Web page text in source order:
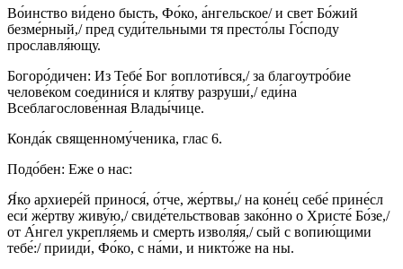
Во́инство ви́дено бысть, Фо́ко, а́нгельское/ и свет Бо́жий
безме́рный,/ пред суди́тельными тя престо́лы Го́споду
прославля́ющу.
Богоро́дичен: Из Тебе́ Бог воплоти́вся,/ за благоутро́бие
челове́ком соедини́ся и кля́тву разруши́,/ еди́на
Всеблагослове́нная Влады́чице.
Конда́к священному́ченика, глас 6.
Подо́бен: Еже о нас:
Я́ко архиере́й принося́, о́тче, же́ртвы,/ на коне́ц себе́ прине́сл
еси́ же́ртву живу́ю,/ свиде́тельствовав зако́нно о Христе́ Бо́зе,/
от А́нгел укрепля́емь и смерть изволя́я,/ сый с вопию́щими
тебе́:/ прииди́, Фо́ко, с на́ми, и никто́же на ны.